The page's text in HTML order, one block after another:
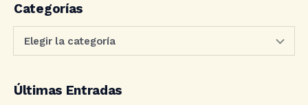
Categorías
Últimas Entradas